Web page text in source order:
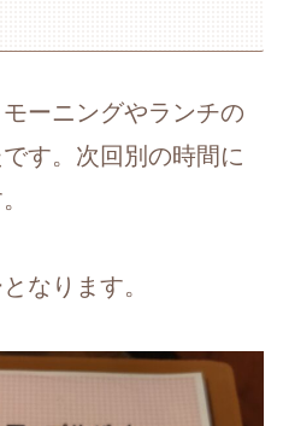
ーニングやランチの
す。次回別の時間に
なります。